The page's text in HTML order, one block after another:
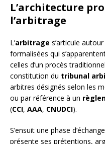
L’architecture
l’arbitrage
L’arbitrage s’articule
formalisées qui
celles d’un procès
constitution du tribunal
arbitres désignés selon les
ou par référence à un
(CCI, AAA, CNUDCI).
S’ensuit une phase
présente ses prétentions,